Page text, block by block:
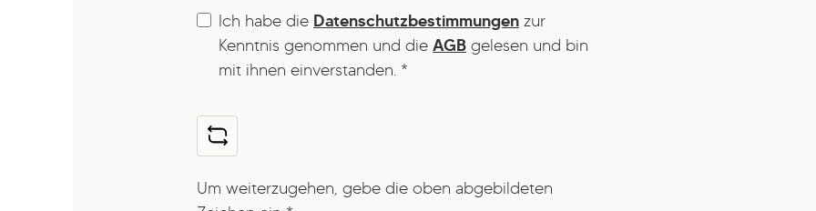
Ich habe die Datenschutzbestimmungen zur
Kenntnis genommen und die AGB gelesen und bin
mit ihnen einverstanden. *
Um weiterzugehen, gebe die oben abgebildeten